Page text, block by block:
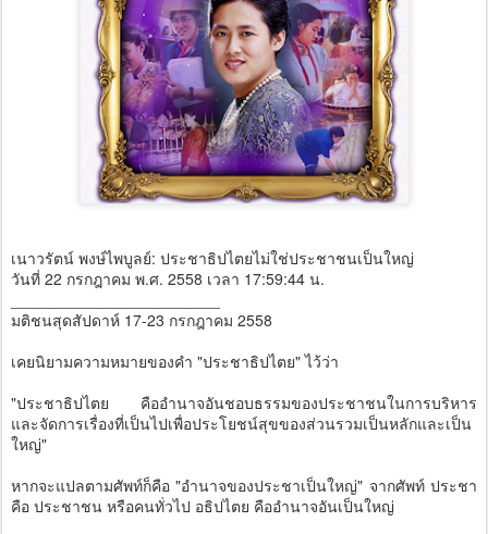
เนาวรัตน์ พงษ์ไพบูลย์: ประชาธิปไตยไม่ใช่ประชาชนเป็นใหญ่
วันที่ 22 กรกฎาคม พ.ศ. 2558 เวลา 17:59:44 น.
มติชนสุดสัปดาห์ 17-23 กรกฎาคม 2558
เคยนิยามความหมายของคำ "ประชาธิปไตย" ไว้ว่า
"ประชาธิปไตย คืออำนาจอันชอบธรรมของประชาชนในการบริหาร
และจัดการเรื่องที่เป็นไปเพื่อประโยชน์สุขของส่วนรวมเป็นหลักและเป็น
ใหญ่"
หากจะแปลตามศัพท์ก็คือ "อำนาจของประชาเป็นใหญ่" จากศัพท์ ประชา
คือ ประชาชน หรือคนทั่วไป อธิปไตย คืออำนาจอันเป็นใหญ่